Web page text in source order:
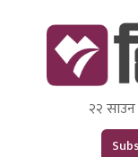
Himal Press
Dot २२